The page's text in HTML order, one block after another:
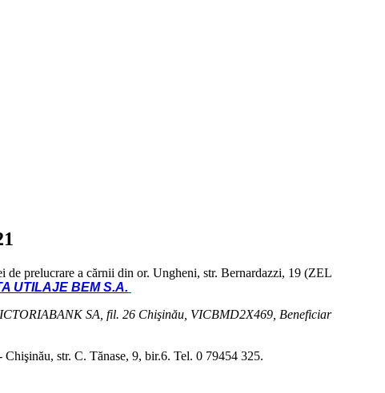
de prelucrare a cărnii din or. Ungheni, str. Bernardazzi, 19 (ZEL
UTILAJE BEM S.A.
SA, fil. 26 Chişinău, VICBMD2X469, Beneficiar
str. C. Tănase, 9, bir.6. Tel. 0 79454 325.